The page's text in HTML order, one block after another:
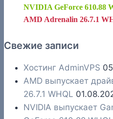
NVIDIA GeForce 610.88
AMD Adrenalin 26.7.1
Свежие записи
Хостинг AdminVPS
AMD выпускает
26.7.1 WHQL
NVIDIA выпускает